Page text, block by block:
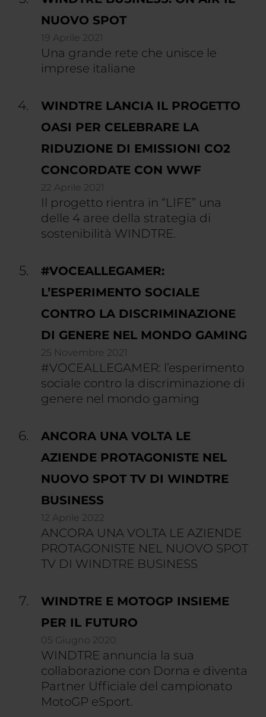
NUOVO SPOT
19 Aprile 2021
Una grande rete che unisce le
imprese italiane
WINDTRE LANCIA IL PROGETTO
OASI PER CELEBRARE LA
RIDUZIONE DI EMISSIONI CO2
CONCORDATE CON WWF
22 Aprile 2021
Il progetto rientra in “LIFE” una
delle 4 aree della strategia di
sostenibilità WINDTRE.
#VOCEALLEGAMER:
L’ESPERIMENTO SOCIALE
CONTRO LA DISCRIMINAZIONE
DI GENERE NEL MONDO GAMING
25 Novembre 2021
#VOCEALLEGAMER: l’esperimento
sociale contro la discriminazione di
genere nel mondo gaming
ANCORA UNA VOLTA LE
AZIENDE PROTAGONISTE NEL
NUOVO SPOT TV DI WINDTRE
BUSINESS
12 Aprile 2022
ANCORA UNA VOLTA LE AZIENDE
PROTAGONISTE NEL NUOVO SPOT
TV DI WINDTRE BUSINESS
WINDTRE E MOTOGP INSIEME
PER IL FUTURO
05 Giugno 2020
WINDTRE annuncia la sua
collaborazione con Dorna e diventa
Partner Ufficiale del campionato
MotoGP eSport.